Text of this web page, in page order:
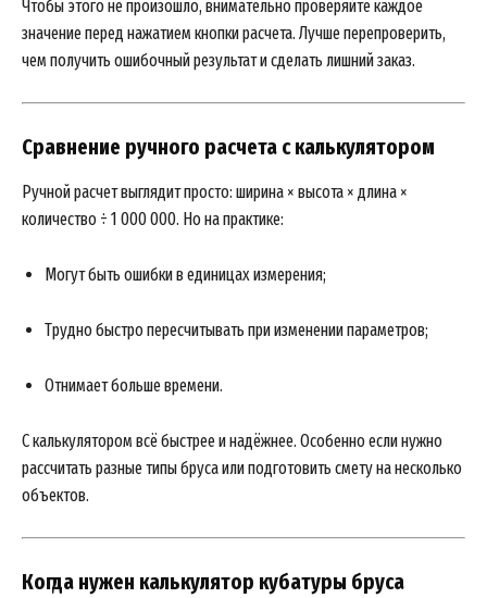
Чтобы этого не произошло, внимательно проверяйте каждое
значение перед нажатием кнопки расчета. Лучше перепроверить,
чем получить ошибочный результат и сделать лишний заказ.
Сравнение ручного расчета с калькулятором
Ручной расчет выглядит просто: ширина × высота × длина ×
количество ÷ 1 000 000. Но на практике:
Могут быть ошибки в единицах измерения;
Трудно быстро пересчитывать при изменении параметров;
Отнимает больше времени.
С калькулятором всё быстрее и надёжнее. Особенно если нужно
рассчитать разные типы бруса или подготовить смету на несколько
объектов.
Когда нужен калькулятор кубатуры бруса